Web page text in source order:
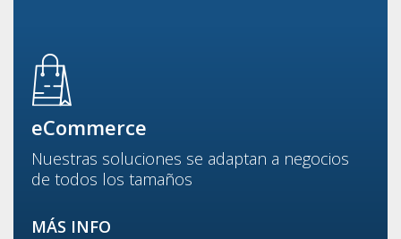
eCommerce
Nuestras soluciones se adaptan a negocios
de todos los tamaños
MÁS INFO